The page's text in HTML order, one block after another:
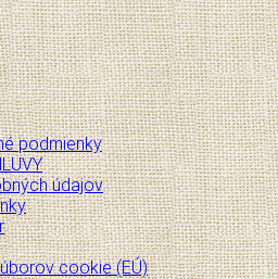
podmienky
údajov
cookie (EÚ)